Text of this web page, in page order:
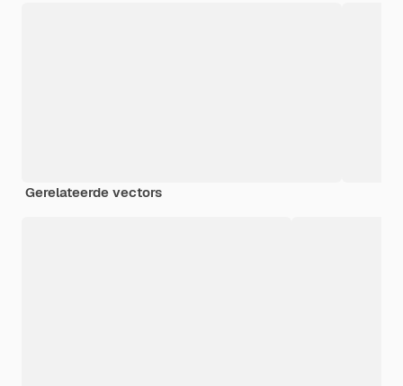
Gerelateerde vectors